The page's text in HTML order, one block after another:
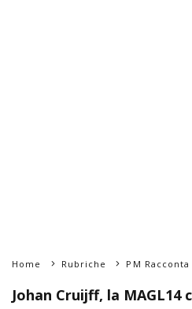
Home Rubriche PM Racconta
Johan Cruijff, la